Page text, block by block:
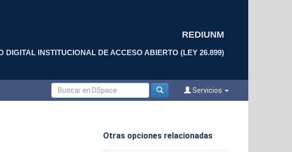
REDIUNM
DIGITAL INSTITUCIONAL DE ACCESO ABIERTO (LEY 26.899)
Servicios
Otras opciones relacionadas